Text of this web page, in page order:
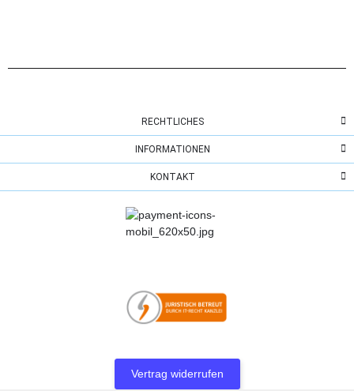
RECHTLICHES
INFORMATIONEN
KONTAKT
Vertrag widerrufen